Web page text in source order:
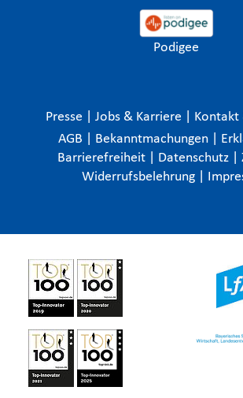
Podigee
Presse Jobs & Karriere
Kontakt
AGB
Bekanntmachungen
Barrierefreiheit
Datenschutz
Widerrufsbelehrung